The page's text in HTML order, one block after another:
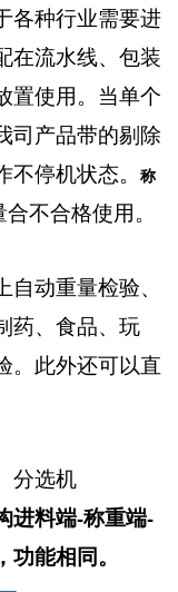
各种行业需要进
在流水线、包装
置使用。当单个
司产品带的剔除
停机状态。
称
不合格使用。
动重量检验、
药、食品、玩
。此外还可以直
分选机
进料端-称重端-
能相同。